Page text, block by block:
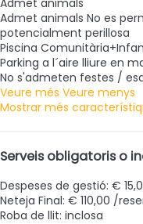
Admet animals
Admet animals No es
potencialment perillosa
Piscina
Parking a l´aire lliure en
No s'admeten festes /
Veure més Veure menys
Mostrar més
Serveis obligatoris o
Despeses de gestió: €
Neteja Final: € 110,00 /
Roba de llit: inclosa